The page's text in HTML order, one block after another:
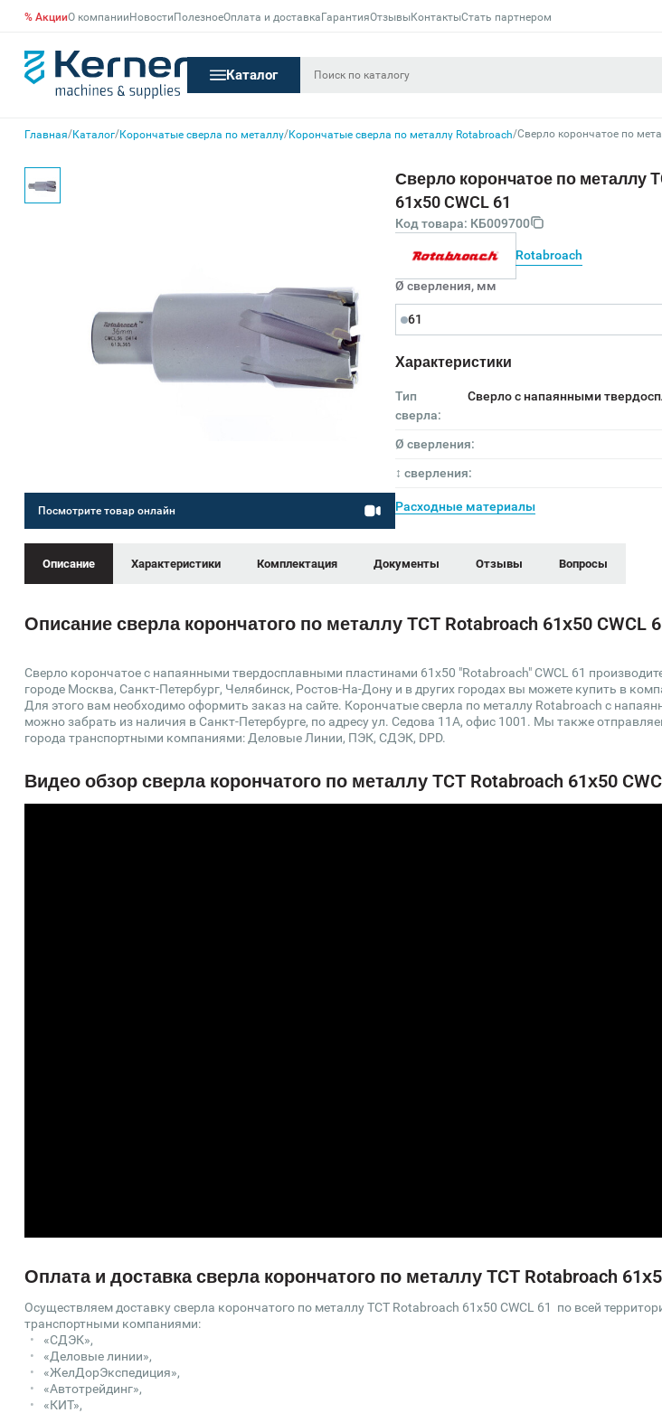
% АкцииО компанииНовостиПолезноеОплата и доставкаГарантияОтзывыКонтактыСтать партнером
Каталог
Главная/Каталог/Корончатые сверла по металлу/Корончатые сверла по металлу Rotabroach/Сверло корончатое по
Посмотрите товар онлайн
Сверло корончатое по металлу
61х50 CWCL 61
Код товара: КБ009700
Rotabroach
Ø сверления, мм
61
Характеристики
Тип
сверла:
Сверло с напаянными
Ø сверления:
↕ сверления:
Расходные материалы
Описание Характеристики Комплектация Документы Отзывы Вопросы
Описание сверла корончатого по металлу TCT Rotabroach 61х50 CWCL
Сверло корончатое с напаянными твердосплавными пластинами 61х50 "Rotabroach" CWCL 61
городе Москва, Санкт-Петербург, Челябинск, Ростов-На-Дону и в других городах вы можете купить в
Для этого вам необходимо оформить заказ на сайте. Корончатые сверла по металлу Rotabroach с
можно забрать из наличия в Санкт-Петербурге, по адресу ул. Седова 11А, офис 1001. Мы также
города транспортными компаниями: Деловые Линии, ПЭК, СДЭК, DPD.
Видео обзор сверла корончатого по металлу TCT Rotabroach 61х50
Оплата и доставка сверла корончатого по металлу TCT Rotabroach
Осуществляем доставку сверла корончатого по металлу TCT Rotabroach 61х50 CWCL 61 по всей
транспортными компаниями:
«СДЭК»,
«Деловые линии»,
«ЖелДорЭкспедиция»,
«Автотрейдинг»,
«КИТ»,